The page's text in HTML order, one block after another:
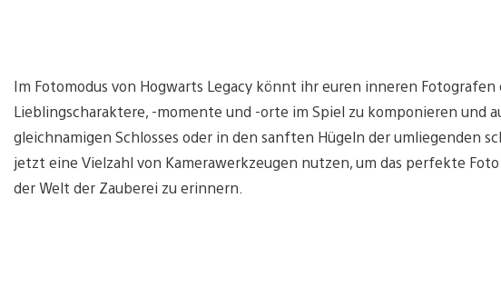
Im Fotomodus von Hogwarts Legacy könnt ihr euren inneren
Lieblingscharaktere, -momente und -orte im Spiel zu komponieren und
gleichnamigen Schlosses oder in den sanften Hügeln der umliegenden
jetzt eine Vielzahl von Kamerawerkzeugen nutzen, um das perfekte
der Welt der Zauberei zu erinnern.